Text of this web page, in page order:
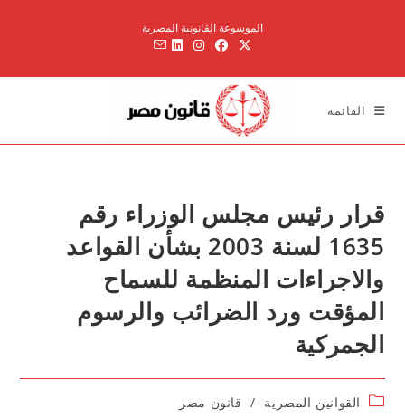
الموسوعة القانونية المصرية
القائمة
قرار رئيس مجلس الوزراء رقم
1635 لسنة 2003 بشأن القواعد
والاجراءات المنظمة للسماح
المؤقت ورد الضرائب والرسوم
الجمركية
Postالقوانين المصرية / قانون مصر